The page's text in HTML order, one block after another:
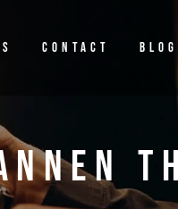
Contact BLOG